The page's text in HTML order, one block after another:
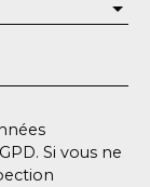
Si vous ne